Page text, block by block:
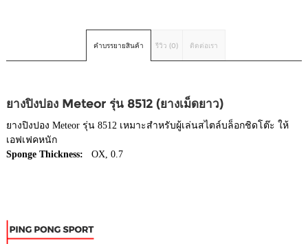
คำบรรยายสินค้า รีวิว (0) ติดต่อเรา
ยางปิงปอง Meteor รุ่น 8512 (ยางเม็ดยาว)
ยางปิงปอง Meteor รุ่น 8512 เหมาะสำหรับผู้เล่นสไตล์บล็อกชิดโต๊ะ ให้
เอฟเฟคหนัก
Sponge Thickness:
OX, 0.7